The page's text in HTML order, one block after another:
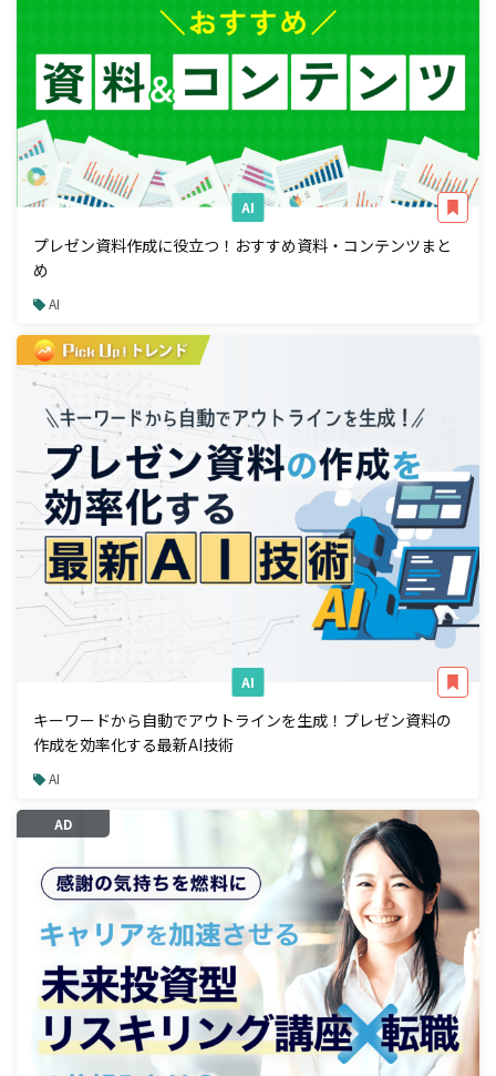
AI
プレゼン資料作成に役立つ！おすすめ資料・コンテンツまと
め
AI
AI
キーワードから自動でアウトラインを生成！プレゼン資料の
作成を効率化する最新AI技術
AI
AD